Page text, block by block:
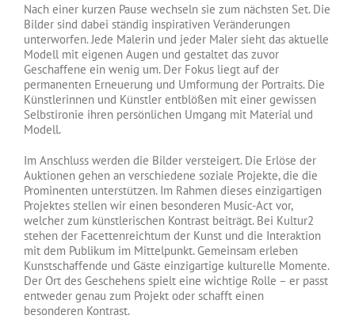
Nach einer kurzen Pause wechseln sie zum nächsten Set. Die
Bilder sind dabei ständig inspirativen Veränderungen
unterworfen. Jede Malerin und jeder Maler sieht das aktuelle
Modell mit eigenen Augen und gestaltet das zuvor
Geschaffene ein wenig um. Der Fokus liegt auf der
permanenten Erneuerung und Umformung der Portraits. Die
Künstlerinnen und Künstler entblößen mit einer gewissen
Selbstironie ihren persönlichen Umgang mit Material und
Modell.
Im Anschluss werden die Bilder versteigert. Die Erlöse der
Auktionen gehen an verschiedene soziale Projekte, die die
Prominenten unterstützen. Im Rahmen dieses einzigartigen
Projektes stellen wir einen besonderen Music-Act vor,
welcher zum künstlerischen Kontrast beiträgt. Bei Kultur2
stehen der Facettenreichtum der Kunst und die Interaktion
mit dem Publikum im Mittelpunkt. Gemeinsam erleben
Kunstschaffende und Gäste einzigartige kulturelle Momente.
Der Ort des Geschehens spielt eine wichtige Rolle – er passt
entweder genau zum Projekt oder schafft einen
besonderen Kontrast.